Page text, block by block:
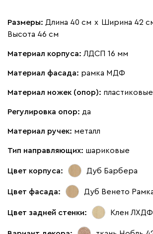
Размеры: Длина 40 см х Ширина 42
Высота 46 см
Материал корпуса: ЛДСП 16 мм
Материал фасада: рамка МДФ
Материал ножек (опор): пластиковые
Регулировка опор: да
Материал ручек: металл
Тип направляющих: шариковые
Цвет корпуса: Дуб Барбера
Цвет фасада: Дуб Венето
Цвет задней стенки: Клен ЛХДФ